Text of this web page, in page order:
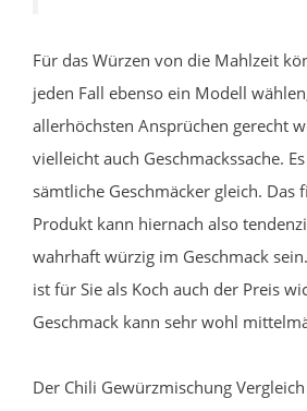
Für das Würzen von die Mahlzeit
jeden Fall ebenso ein Modell
allerhöchsten Ansprüchen gerecht
vielleicht auch Geschmackssache.
sämtliche Geschmäcker gleich. Das
Produkt kann hiernach also
wahrhaft würzig im Geschmack
ist für Sie als Koch auch der Preis
Geschmack kann sehr wohl
Der Chili Gewürzmischung